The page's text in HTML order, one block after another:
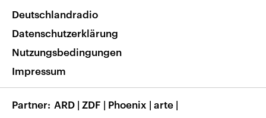
Nachrichten App
Frequenzen
Veranstaltungen
Musikliste
RSS
Barrierefreiheit
Deutschlandradio
Datenschutzerklärung
Nutzungsbedingungen
Impressum
Partner ARD | ZDF | Phoenix | arte |